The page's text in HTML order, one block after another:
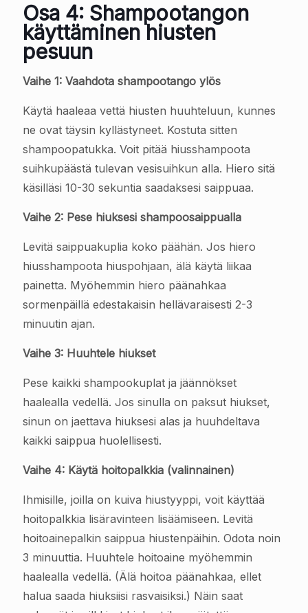
Osa 4: Shampootangon
käyttäminen hiusten
pesuun
Vaihe 1: Vaahdota shampootango ylös
Käytä haaleaa vettä hiusten huuhteluun, kunnes
ne ovat täysin kyllästyneet. Kostuta sitten
shampoopatukka. Voit pitää hiusshampoota
suihkupäästä tulevan vesisuihkun alla. Hiero sitä
käsilläsi 10-30 sekuntia saadaksesi saippuaa.
Vaihe 2: Pese hiuksesi shampoosaippualla
Levitä saippuakuplia koko päähän. Jos hiero
hiusshampoota hiuspohjaan, älä käytä liikaa
painetta. Myöhemmin hiero päänahkaa
sormenpäillä edestakaisin hellävaraisesti 2-3
minuutin ajan.
Vaihe 3: Huuhtele hiukset
Pese kaikki shampookuplat ja jäännökset
haalealla vedellä. Jos sinulla on paksut hiukset,
sinun on jaettava hiuksesi alas ja huuhdeltava
kaikki saippua huolellisesti.
Vaihe 4: Käytä hoitopalkkia (valinnainen)
Ihmisille, joilla on kuiva hiustyyppi, voit käyttää
hoitopalkkia lisäravinteen lisäämiseen. Levitä
hoitoainepalkin saippua hiustenpäihin. Odota noin
3 minuuttia. Huuhtele hoitoaine myöhemmin
haalealla vedellä. (Älä hoitoa päänahkaa, ellet
halua saada hiuksiisi rasvaisiksi.) Näin saat